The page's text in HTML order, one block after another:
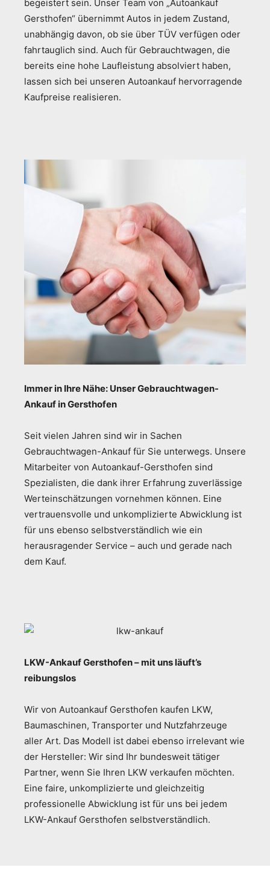
begeistert sein. Unser Team von „Autoankauf
Gersthofen“ übernimmt Autos in jedem Zustand,
unabhängig davon, ob sie über TÜV verfügen oder
fahrtauglich sind. Auch für Gebrauchtwagen, die
bereits eine hohe Laufleistung absolviert haben,
lassen sich bei unseren Autoankauf hervorragende
Kaufpreise realisieren.
Immer in Ihre Nähe: Unser Gebrauchtwagen-
Ankauf in Gersthofen
Seit vielen Jahren sind wir in Sachen
Gebrauchtwagen-Ankauf für Sie unterwegs. Unsere
Mitarbeiter von Autoankauf-Gersthofen sind
Spezialisten, die dank ihrer Erfahrung zuverlässige
Werteinschätzungen vornehmen können. Eine
vertrauensvolle und unkomplizierte Abwicklung ist
für uns ebenso selbstverständlich wie ein
herausragender Service – auch und gerade nach
dem Kauf.
LKW-Ankauf Gersthofen – mit uns läuft’s
reibungslos
Wir von Autoankauf Gersthofen kaufen LKW,
Baumaschinen, Transporter und Nutzfahrzeuge
aller Art. Das Modell ist dabei ebenso irrelevant wie
der Hersteller: Wir sind Ihr bundesweit tätiger
Partner, wenn Sie Ihren LKW verkaufen möchten.
Eine faire, unkomplizierte und gleichzeitig
professionelle Abwicklung ist für uns bei jedem
LKW-Ankauf Gersthofen selbstverständlich.